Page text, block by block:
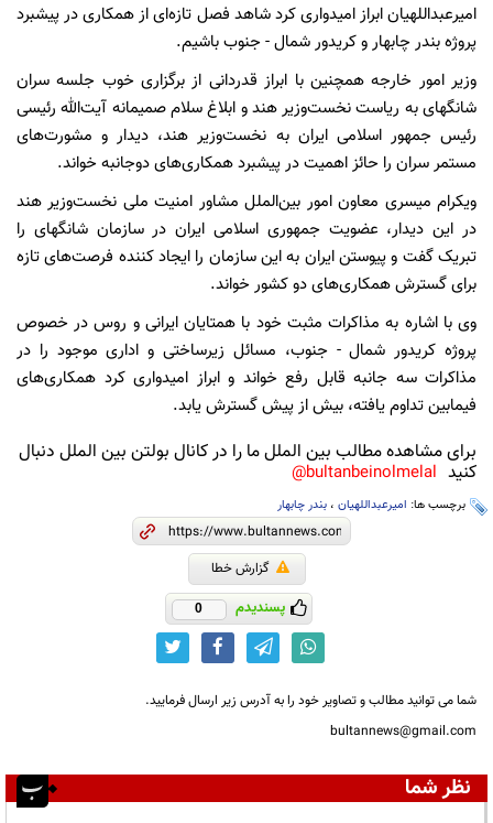
امیرعبداللهیان ابراز امیدواری کرد شاهد فصل تازه‌ای از همکاری در پیشبرد
پروژه بندر چابهار و کریدور شمال - جنوب باشیم.
وزیر امور خارجه همچنین با ابراز قدردانی از برگزاری خوب جلسه سران
شانگهای به ریاست نخست‌وزیر هند و ابلاغ سلام صمیمانه آیت‌الله رئیسی
رئیس جمهور اسلامی ایران به نخست‌وزیر هند، دیدار و مشورت‌های
مستمر سران را حائز اهمیت در پیشبرد همکاری‌های دوجانبه خواند.
ویکرام میسری معاون امور بین‌الملل مشاور امنیت ملی نخست‌وزیر هند
در این دیدار، عضویت جمهوری اسلامی ایران در سازمان شانگهای را
تبریک گفت و پیوستن ایران به این سازمان را ایجاد کننده فرصت‌های تازه
برای گسترش همکاری‌های دو کشور خواند.
وی با اشاره به مذاکرات مثبت خود با همتایان ایرانی و روس در خصوص
پروژه کریدور شمال - جنوب، مسائل زیرساختی و اداری موجود را در
مذاکرات سه جانبه قابل رفع خواند و ابراز امیدواری کرد همکاری‌های
فیمابین تداوم یافته، بیش از پیش گسترش یابد.
برای مشاهده مطالب بین الملل ما را در کانال بولتن بین الملل دنبال
کنید bultanbeinolmelal@
برچسب ها: امیرعبداللهیان ، بندر چابهار
گزارش خطا
پسندیدم 0
شما می توانید مطالب و تصاویر خود را به آدرس زیر ارسال فرمایید.
bultannews@gmail.com
نظر شما